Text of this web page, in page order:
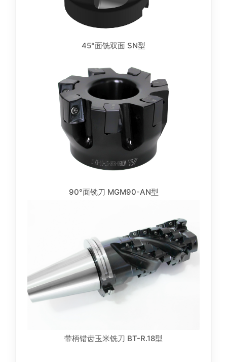
45°面铣双面 SN型
90°面铣刀 MGM90-AN型
带柄错齿玉米铣刀 BT-R.18型